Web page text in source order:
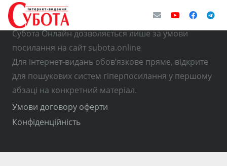
© Використання матеріалів з інтернет-видання
Субота Онлайн дозволяється лише за умови
посилання на сайт subota.online
Для інтернет-видань обов’язкове пряме, відкрите
для пошукових систем гіперпосилання у першому
абзаці на конкретний матеріал.
Умови договору оферти
Конфіденційність